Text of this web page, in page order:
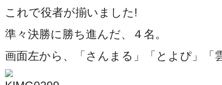
これで役者が揃いました!
準々決勝に勝ち進んだ、４名。
画面左から、「さんまる」「とよぴ」「